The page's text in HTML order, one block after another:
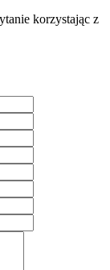
korzystając z